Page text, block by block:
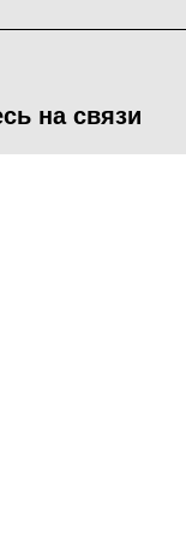
на связи